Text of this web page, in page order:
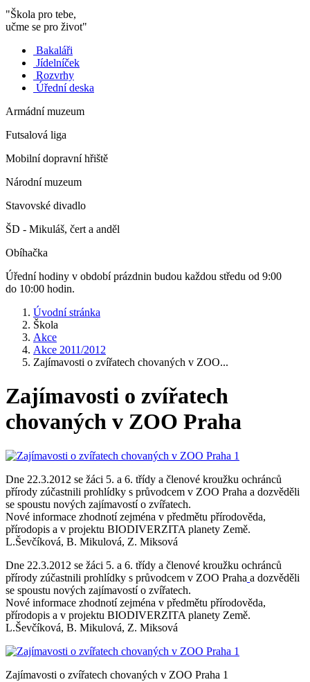
"Škola pro tebe,
učme se pro život"
Bakaláři
Jídelníček
Rozvrhy
Úřední deska
Armádní muzeum
Futsalová liga
Mobilní dopravní hřiště
Národní muzeum
Stavovské divadlo
ŠD - Mikuláš, čert a anděl
Obíhačka
Úřední hodiny v období prázdnin budou každou středu od 9:00
do 10:00 hodin.
Úvodní stránka
Škola
Akce
Akce 2011/2012
Zajímavosti o zvířatech chovaných v ZOO...
Zajímavosti o zvířatech
chovaných v ZOO Praha
Dne 22.3.2012 se žáci 5. a 6. třídy a členové kroužku ochránců
přírody zúčastnili prohlídky s průvodcem v ZOO Praha a dozvěděli
se spoustu nových zajímavostí o zvířatech.
Nové informace zhodnotí zejména v předmětu přírodověda,
přírodopis a v projektu BIODIVERZITA planety Země.
L.Ševčíková, B. Mikulová, Z. Miksová
Dne 22.3.2012 se žáci 5. a 6. třídy a členové kroužku ochránců
přírody zúčastnili prohlídky s průvodcem v ZOO Praha a dozvěděli
se spoustu nových zajímavostí o zvířatech.
Nové informace zhodnotí zejména v předmětu přírodověda,
přírodopis a v projektu BIODIVERZITA planety Země.
L.Ševčíková, B. Mikulová, Z. Miksová
Zajímavosti o zvířatech chovaných v ZOO Praha 1